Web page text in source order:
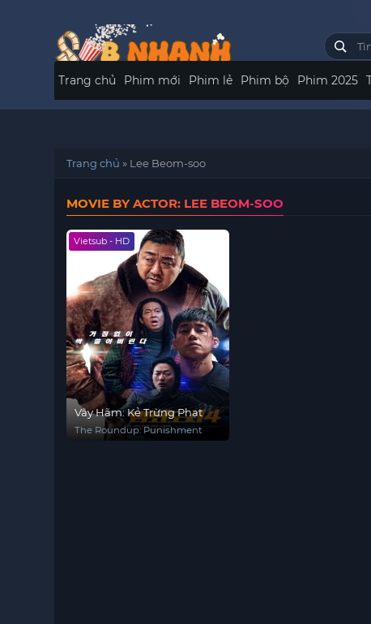
Trang chủ Phim mới Phim lẻ Phim bộ Phim 2025
Trang chủ » Lee Beom-soo
MOVIE BY ACTOR: LEE BEOM-SOO
Vietsub - HD
Vây Hãm: Kẻ Trừng Phạt
The Roundup: Punishment